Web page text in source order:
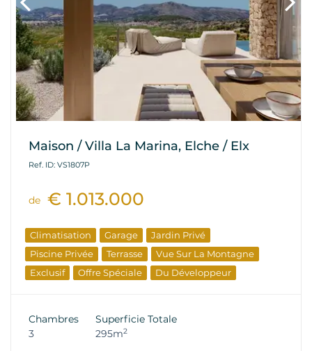
Maison / Villa La Marina, Elche / Elx
Ref. ID: VS1807P
de € 1.013.000
Climatisation Garage
Jardin Privé
Piscine Privée
Terrasse
Vue Sur La Montagne
Exclusif
Offre Spéciale Du Développeur
Chambres
3
Superficie Totale
295m2